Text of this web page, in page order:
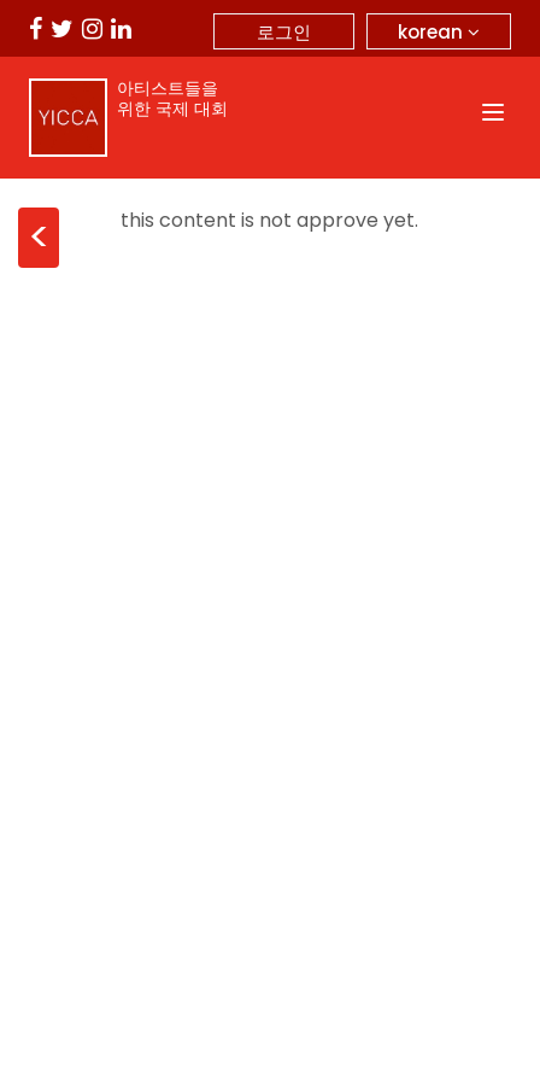
korean
로그인
아티스트들을
위한 국제 대회
< this content is not approve yet.